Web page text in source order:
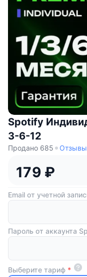
Spotify
3-6-12
Продано 685
179 ₽
Email от учетной
Пароль от аккаунта
Выберите тариф *